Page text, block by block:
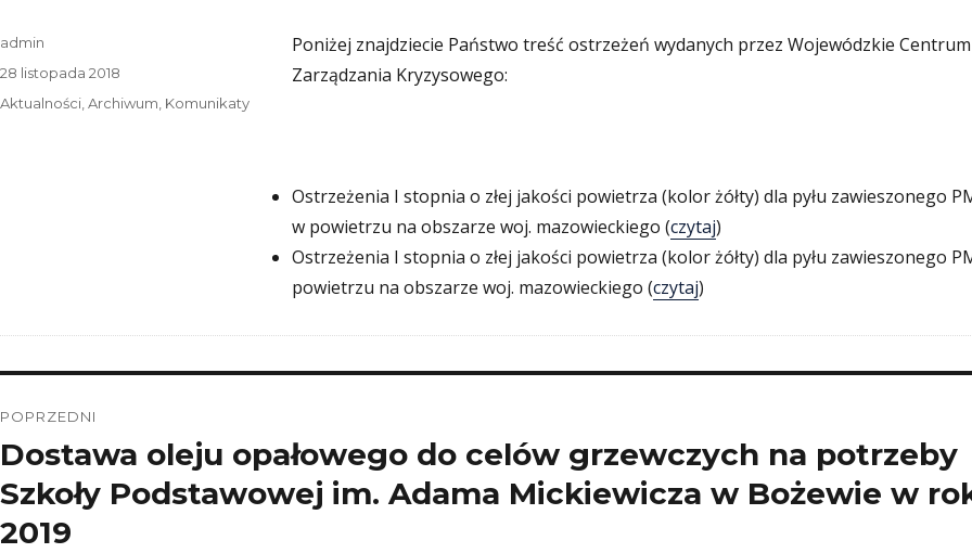
Poniżej znajdziecie Państwo treść ostrzeżeń wydanych przez Wojewódzkie Centrum
Zarządzania Kryzysowego:
Ostrzeżenia I stopnia o złej jakości powietrza (kolor żółty) dla pyłu zawieszonego
w powietrzu na obszarze woj. mazowieckiego (czytaj)
Ostrzeżenia I stopnia o złej jakości powietrza (kolor żółty) dla pyłu zawieszonego
powietrzu na obszarze woj. mazowieckiego (czytaj)
Autor
admin
Data
publikacji
28 listopada 2018
Kategorie
Aktualności,Archiwum, Komunikaty
wpisu
POPRZEDNI
Poprzedni
wpis:
Dostawa oleju opałowego do celów grzewczych na potrzeby
Szkoły Podstawowej im. Adama Mickiewicza w Bożewie w
2019